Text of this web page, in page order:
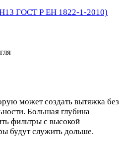
ГОСТ Р ЕН 1822-1-2010)
может создать вытяжка без
Большая глубина
фильтры с высокой
будут служить дольше.